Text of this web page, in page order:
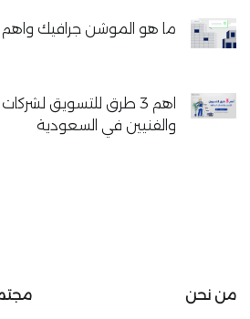
ما هو الموشن جرافيك واهم 6 انواع منه
اهم 3 طرق للتسويق
والفنيين في السعودية
من نحن